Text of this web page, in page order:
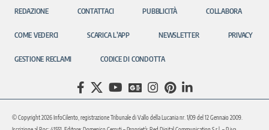
REDAZIONE CONTATTACI PUBBLICITÀ COLLABORA
COME VEDERCI SCARICA L’APP NEWSLETTER PRIVACY
GESTIONE RECLAMI CODICE DI CONDOTTA
© Copyright 2026 InfoCilento, registrazione Tribunale di Vallo della Lucania nr. 1/09 del 12 Gennaio 2009.